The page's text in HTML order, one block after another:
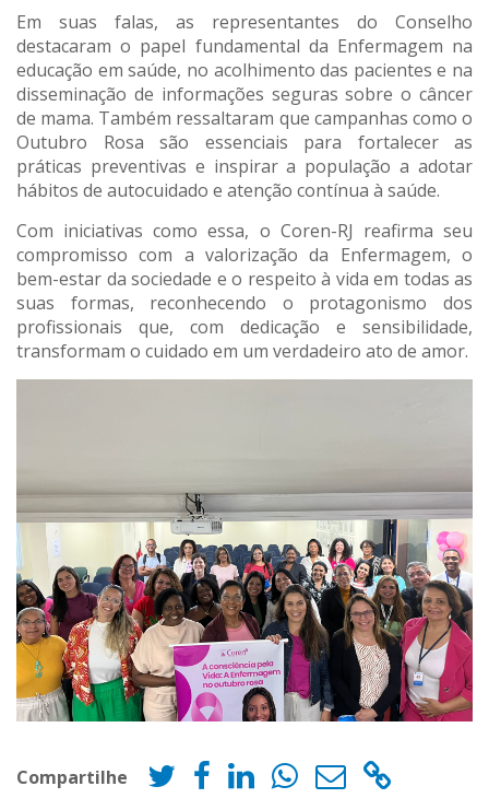
Em suas falas, as representantes do Conselho
destacaram o papel fundamental da Enfermagem na
educação em saúde, no acolhimento das pacientes e na
disseminação de informações seguras sobre o câncer
de mama. Também ressaltaram que campanhas como o
Outubro Rosa são essenciais para fortalecer as
práticas preventivas e inspirar a população a adotar
hábitos de autocuidado e atenção contínua à saúde.
Com iniciativas como essa, o Coren-RJ reafirma seu
compromisso com a valorização da Enfermagem, o
bem-estar da sociedade e o respeito à vida em todas as
suas formas, reconhecendo o protagonismo dos
profissionais que, com dedicação e sensibilidade,
transformam o cuidado em um verdadeiro ato de amor.
Compartilhe